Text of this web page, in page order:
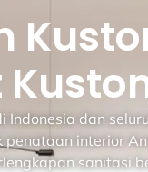
dan
interior
sanitasi